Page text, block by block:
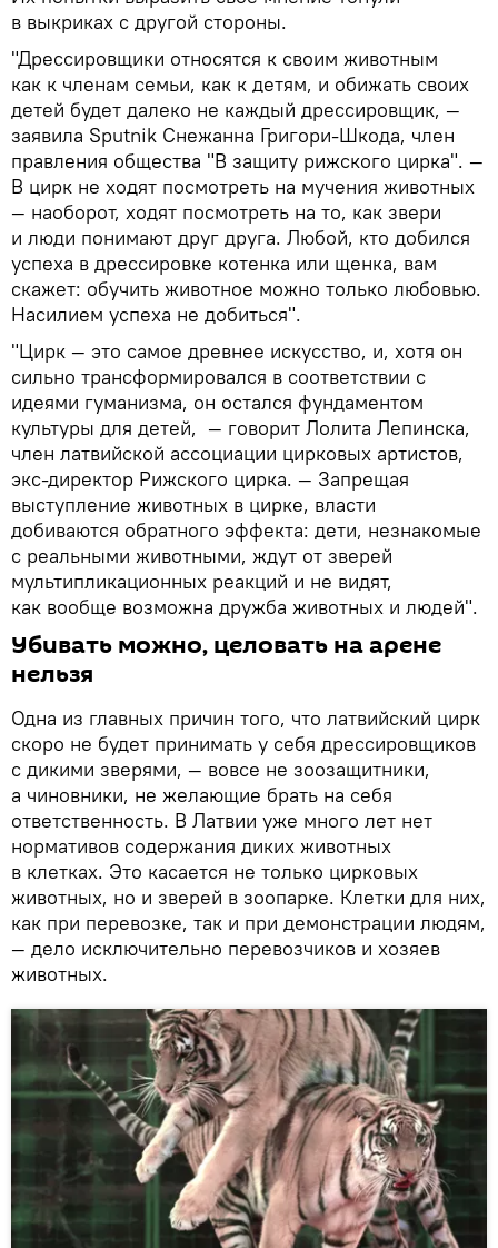
в выкриках с другой стороны.
"Дрессировщики относятся к своим животным
как к членам семьи, как к детям, и обижать своих
детей будет далеко не каждый дрессировщик, —
заявила Sputnik Снежанна Григори-Шкода, член
правления общества "В защиту рижского цирка". —
В цирк не ходят посмотреть на мучения животных
— наоборот, ходят посмотреть на то, как звери
и люди понимают друг друга. Любой, кто добился
успеха в дрессировке котенка или щенка, вам
скажет: обучить животное можно только любовью.
Насилием успеха не добиться".
"Цирк — это самое древнее искусство, и, хотя он
сильно трансформировался в соответствии с
идеями гуманизма, он остался фундаментом
культуры для детей, — говорит Лолита Лепинска,
член латвийской ассоциации цирковых артистов,
экс-директор Рижского цирка. — Запрещая
выступление животных в цирке, власти
добиваются обратного эффекта: дети, незнакомые
с реальными животными, ждут от зверей
мультипликационных реакций и не видят,
как вообще возможна дружба животных и людей".
Убивать можно, целовать на арене
нельзя
Одна из главных причин того, что латвийский цирк
скоро не будет принимать у себя дрессировщиков
с дикими зверями, — вовсе не зоозащитники,
а чиновники, не желающие брать на себя
ответственность. В Латвии уже много лет нет
нормативов содержания диких животных
в клетках. Это касается не только цирковых
животных, но и зверей в зоопарке. Клетки для них,
как при перевозке, так и при демонстрации людям,
— дело исключительно перевозчиков и хозяев
животных.